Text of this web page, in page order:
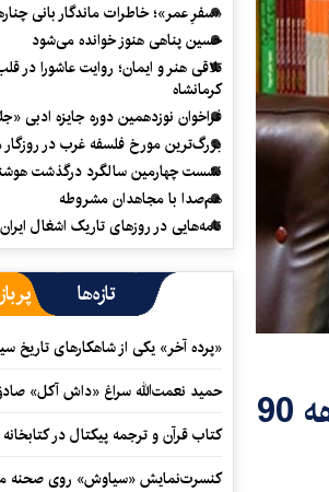
منتظر درخشش ادبیات داستانی قم در دهه 90
«سفرِ عمر»؛ خاطرات ماندگار بانی
حسین پناهی هنوز خوانده می‌شود
تلاقی هنر و ایمان؛ روایت عاشورا در
کرمانشاه
فراخوان نوزدهمین دوره جایزه ادبی
بزرگ‌ترین مورخ فلسفه غرب در روزگار
نشست چهارمین سالگرد درگذشت
هم‌صدا با مجاهدان مشروطه
نامه‌هایی در روزهای تاریک اشغال ایران
تازه‌ها
«پرده آخر» یکی از شاهکارهای تاریخ
حمید نعمت‌‏الله سراغ «داش آکل»
کتاب قرآن و ترجمه پیکتال در
کنسرت‌نمایش «سیاوش» روی صحنه